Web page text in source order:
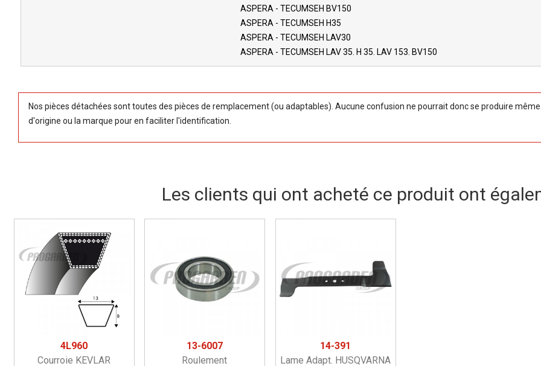
ASPERA - TECUMSEH BV150
ASPERA - TECUMSEH H35
ASPERA - TECUMSEH LAV30
ASPERA - TECUMSEH LAV 35. H 35. LAV 153. BV150
Nos pièces détachées sont toutes des pièces de remplacement (ou adaptables). Aucune confusion ne pourrait donc se produire
d'origine ou la marque pour en faciliter l'identification.
Les clients qui ont acheté ce produit ont
4L960
Courroie KEVLAR
13-6007
Roulement
14-391
Lame Adapt. HUSQVARNA